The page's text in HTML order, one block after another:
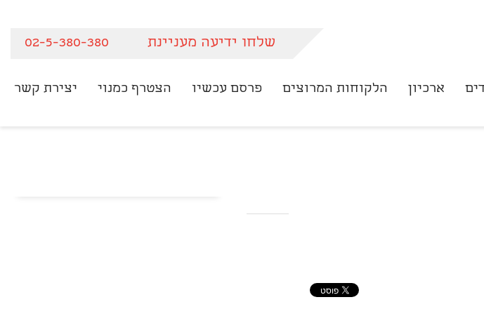
שלחו ידיעה מעניינת 02-5-380-380
ארכיון הלקוחות המרוצים פרסם עכשיו הצטרף כמנוי יצירת קשר